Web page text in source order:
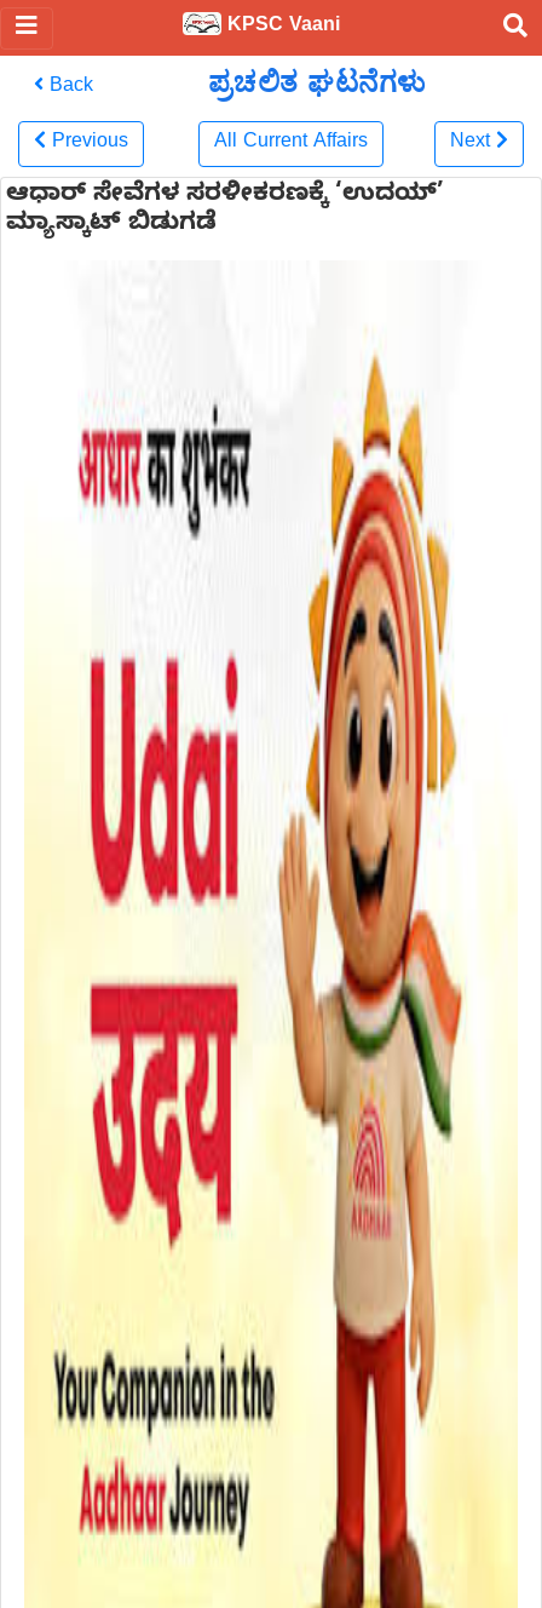
KPSC Vaani
Back ಪ್ರಚಲಿತ ಘಟನೆಗಳು
Previous All Current Affairs Next
ಆಧಾರ್ ಸೇವೆಗಳ ಸರಳೀಕರಣಕ್ಕೆ ‘ಉದಯ್’
ಮ್ಯಾಸ್ಕಾಟ್ ಬಿಡುಗಡೆ